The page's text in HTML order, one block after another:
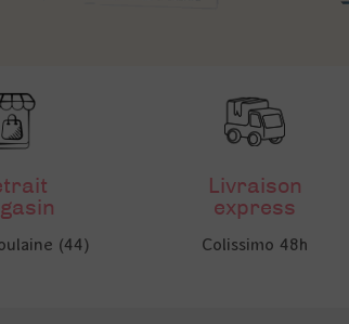
(44)
Livraison
express
Colissimo 48h